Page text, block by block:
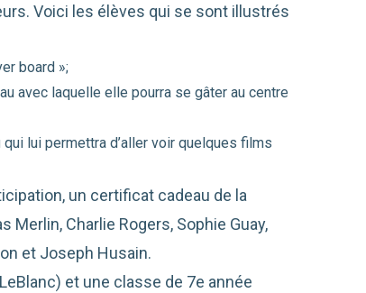
Voici les élèves qui se sont illustrés
board »;
avec laquelle elle pourra se gâter au centre
lui permettra d’aller voir quelques films
un certificat cadeau de la
Merlin, Charlie Rogers, Sophie Guay,
et Joseph Husain.
et une classe de 7e année